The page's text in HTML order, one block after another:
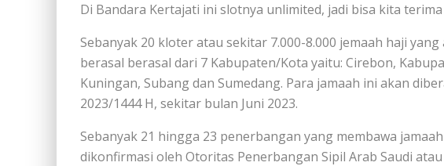
Di Bandara Kertajati ini slotnya unlimited, jadi bisa kita
Sebanyak 20 kloter atau sekitar 7.000-8.000 jemaah haji
berasal berasal dari 7 Kabupaten/Kota yaitu: Cirebon,
Kuningan, Subang dan Sumedang. Para jamaah ini akan
2023/1444 H, sekitar bulan Juni 2023.
Sebanyak 21 hingga 23 penerbangan yang membawa
dikonfirmasi oleh Otoritas Penerbangan Sipil Arab Saudi